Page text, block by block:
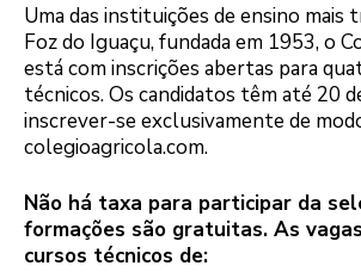
Uma das instituições de ensino mais
Foz do Iguaçu, fundada em 1953, o
está com inscrições abertas para
técnicos. Os candidatos têm até 20
inscrever-se exclusivamente de
colegioagricola.com.
Não há taxa para participar da
formações são gratuitas. As
cursos técnicos de: